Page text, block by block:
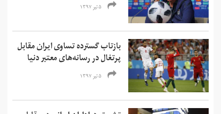
۵ تیر ۱۳۹۷
بازتاب گسترده تساوی ایران مقابل
پرتغال در رسانه‌های معتبر دنیا
۵ تیر ۱۳۹۷